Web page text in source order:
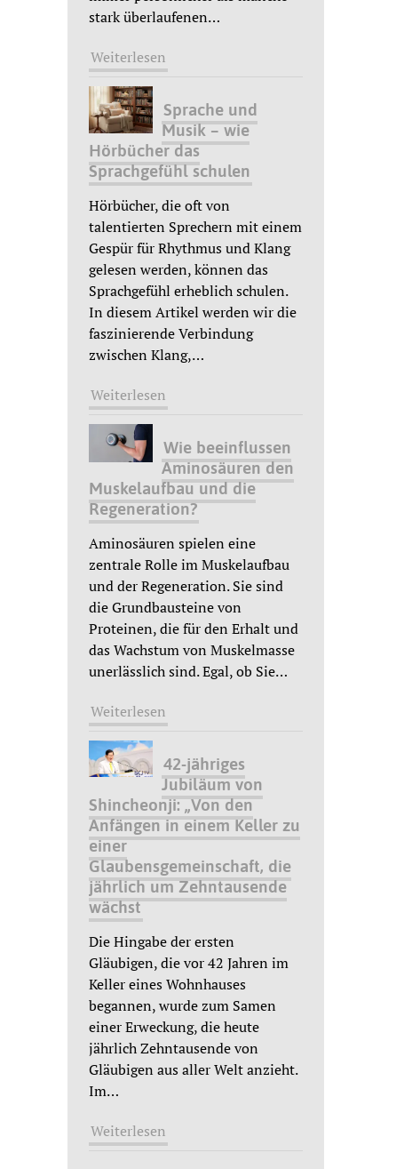
stark überlaufenen…
Weiterlesen
Sprache und
Musik – wie
Hörbücher das
Sprachgefühl schulen
Hörbücher, die oft von
talentierten Sprechern mit einem
Gespür für Rhythmus und Klang
gelesen werden, können das
Sprachgefühl erheblich schulen.
In diesem Artikel werden wir die
faszinierende Verbindung
zwischen Klang,…
Weiterlesen
Wie beeinflussen
Aminosäuren den
Muskelaufbau und die
Regeneration?
Aminosäuren spielen eine
zentrale Rolle im Muskelaufbau
und der Regeneration. Sie sind
die Grundbausteine von
Proteinen, die für den Erhalt und
das Wachstum von Muskelmasse
unerlässlich sind. Egal, ob Sie…
Weiterlesen
42-jähriges
Jubiläum von
Shincheonji: „Von den
Anfängen in einem Keller zu
einer
Glaubensgemeinschaft, die
jährlich um Zehntausende
wächst
Die Hingabe der ersten
Gläubigen, die vor 42 Jahren im
Keller eines Wohnhauses
begannen, wurde zum Samen
einer Erweckung, die heute
jährlich Zehntausende von
Gläubigen aus aller Welt anzieht.
Im…
Weiterlesen